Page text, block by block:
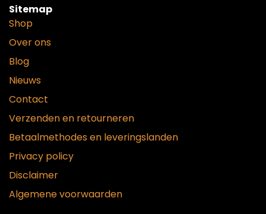
Sitemap
Shop
Over ons
Blog
Nieuws
Contact
Verzenden en retourneren
Betaalmethodes en leveringslanden
Privacy policy
Disclaimer
Algemene voorwaarden